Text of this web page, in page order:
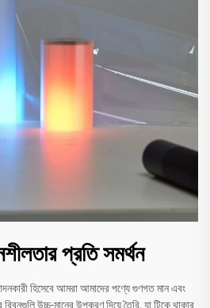
প্রতি সমর্থন
হিসেবে আমরা আমাদের পণ্যে গুণগত মান এবং
উচ্চ-মানের উপকরণ দিয়ে তৈরি, যা টিকে থাকার